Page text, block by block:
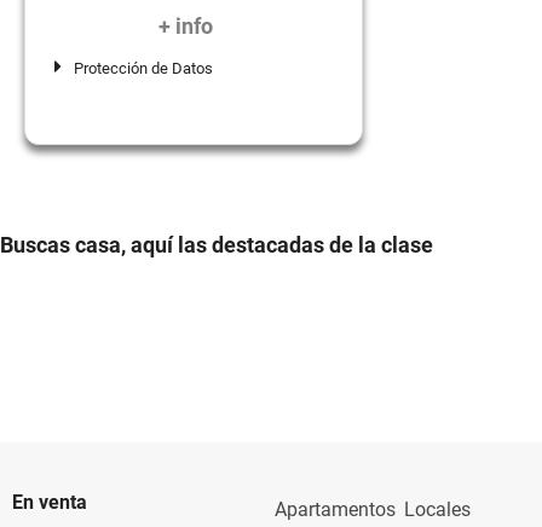
+ info
Protección de Datos
Buscas casa, aquí las destacadas de la clase
En venta
Apartamentos Locales